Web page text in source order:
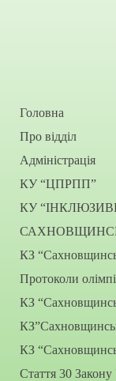
Головна
Про відділ
Адміністрація
КУ “ЦПРПП”
КУ
КЗ
Протоколи
КЗ
КЗ
Стаття 30 Закону